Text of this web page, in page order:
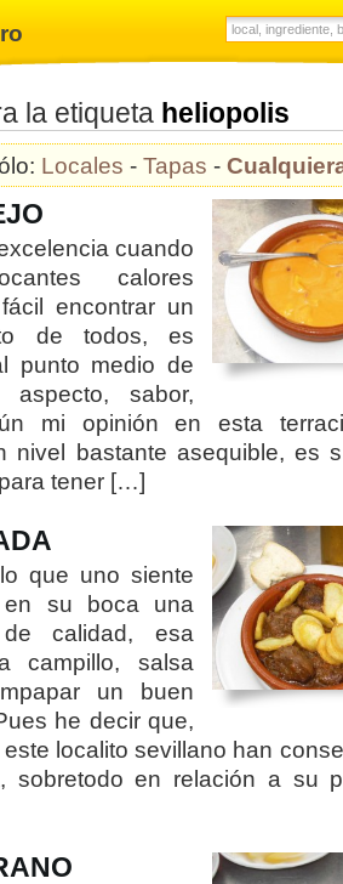
la etiqueta heliopolis
Locales - Tapas -
cuando
calores
encontrar un
de todos, es
punto medio de
aspecto, sabor,
mi opinión en esta
nivel bastante asequible, es
tener […]
que uno siente
en su boca una
calidad, esa
campillo, salsa
un buen
he decir que,
localito sevillano han
sobretodo en relación a su